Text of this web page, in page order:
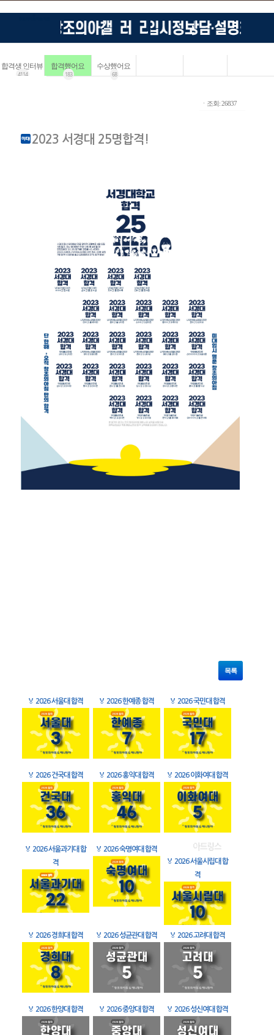
합격생 인터뷰
4114
합격했어요
183
수상했어요
68
ㆍ조회: 26837
2023 서경대 25명합격!
목록
🏅 2026 서울대 합격 🏅 2026 한예종 합격 🏅 2026 국민대 합격
🏅 2026 건국대 합격 🏅 2026 홍익대 합격 🏅 2026 이화여대 합격
🏅 2026 서울과기대 합
격
🏅 2026 숙명여대 합격
🏅 2026 서울시립대 합
격
🏅 2026 경희대 합격 🏅 2026 성균관대 합격 🏅 2026 고려대 합격
🏅 2026 한양대 합격 🏅 2026 중앙대 합격 🏅 2026 성신여대 합격